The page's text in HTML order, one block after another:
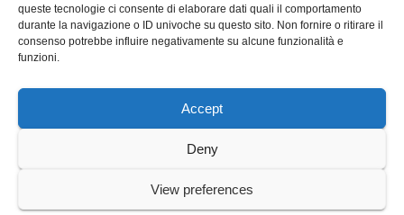
queste tecnologie ci consente di elaborare dati quali il comportamento
durante la navigazione o ID univoche su questo sito. Non fornire o ritirare il
consenso potrebbe influire negativamente su alcune funzionalità e
funzioni.
Accept
Deny
View preferences
Proudly powered by WordPress|Tema: Newspaperex di
Scienza studio specialistico bracciano